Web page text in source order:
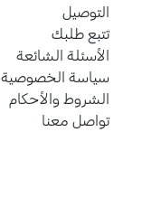
التوصيل
تتبع طلبك
الأسئلة الشائعة
سياسة الخصوصية
الشروط والأحكام
تواصل معنا